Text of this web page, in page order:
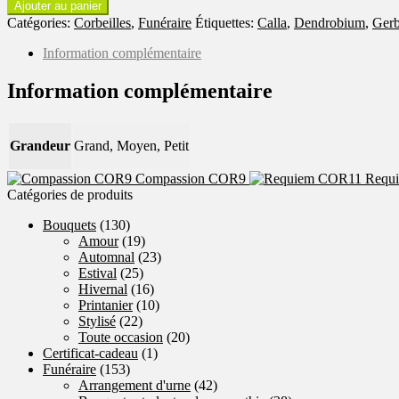
Firmament
COR10
Ajouter au panier
Catégories: Corbeilles, Funéraire Étiquettes: Calla, Dendrobium,
Information complémentaire
Information complémentaire
Grandeur Grand, Moyen, Petit
Compassion COR9
Catégories de produits
Bouquets (130)
Amour (19)
Automnal (23)
Estival (25)
Hivernal (16)
Printanier (10)
Stylisé (22)
Toute occasion (20)
Certificat-cadeau (1)
Funéraire (153)
Arrangement d'urne (42)